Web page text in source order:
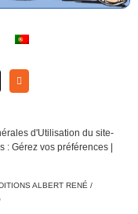
d'Utilisation du site-
: Gérez vos préférences
ALBERT RENÉ /